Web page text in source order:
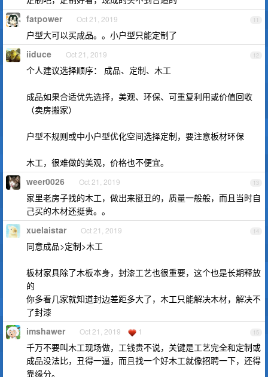
11
fatpower Oct 21, 2019
户型大可以买成品。。小户型只能定制了
12
iiduce Oct 21, 2019
个人建议选择顺序： 成品、定制、木工
成品如果合适优先选择，美观、环保、可重复利用或价值回收
（卖房搬家）
户型不规则或中小户型优化空间选择定制，要注意板材环保
木工，很难做的美观，价格也不便宜。
13
weer0026 Oct 21, 2019
家里老房子找的木工，做出来挺丑的，质量一般般，而且当时自
己买的木材还挺贵。。
14
xuelaistar Oct 21, 2019
同意成品>定制>木工
板材家具除了木板本身，封漆工艺也很重要，这个也是长期释放
的
你多看几家就知道封边差距多大了，木工只能解决木材，解决不
了封漆
15
imshawer Oct 21, 2019 1
千万不要叫木工现场做，工钱贵不说，关键是工艺完全和定制或
成品没法比，丑得一逼，而且找一个好木工就像招聘一下，还得
靠缘分。